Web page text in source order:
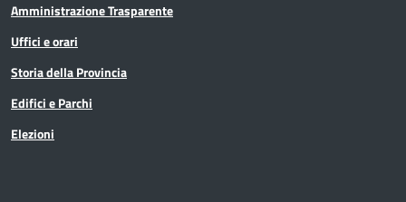
Amministrazione Trasparente
Uffici e orari
Storia della Provincia
Edifici e Parchi
Elezioni